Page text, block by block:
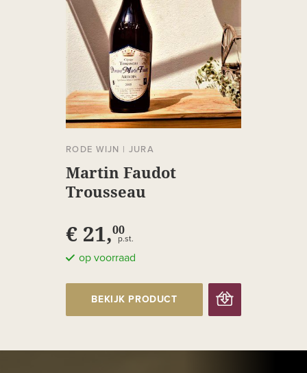
RODE WIJN | JURA
Martin Faudot
Trousseau
€ 21,00
p.st.
op voorraad
BEKIJK PRODUCT